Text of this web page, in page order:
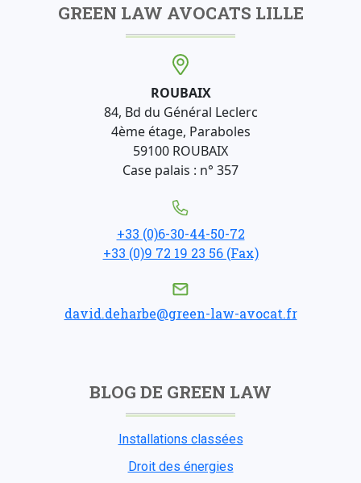
GREEN LAW AVOCATS LILLE
ROUBAIX
84, Bd du Général Leclerc
4ème étage, Paraboles
59100 ROUBAIX
Case palais : n° 357
+33 (0)6-30-44-50-72
+33 (0)9 72 19 23 56 (Fax)
david.deharbe@green-law-avocat.fr
BLOG DE GREEN LAW
Installations classées
Droit des énergies